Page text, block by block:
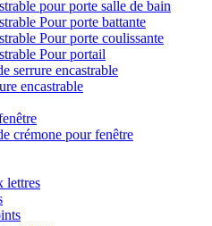
pour porte salle de bain
Pour porte battante
Pour porte coulissante
Pour portail
serrure encastrable
encastrable
crémone pour fenêtre
lettres